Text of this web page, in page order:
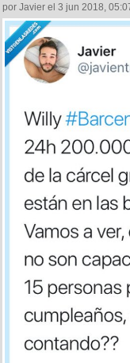
por Javier el 3 jun 2018,